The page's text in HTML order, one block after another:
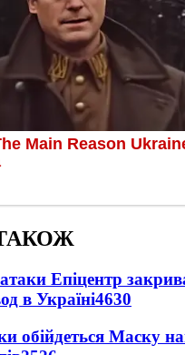
Епіцентр
в Україні4630
обійдеться Маску